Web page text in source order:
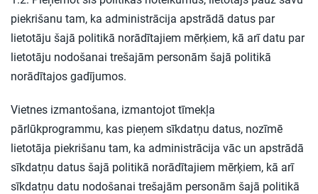
piekrišanu tam, ka administrācija apstrādā datus par
lietotāju šajā politikā norādītajiem mērķiem, kā arī datu par
lietotāju nodošanai trešajām personām šajā politikā
norādītajos gadījumos.
Vietnes izmantošana, izmantojot tīmekļa
pārlūkprogrammu, kas pieņem sīkdatņu datus, nozīmē
lietotāja piekrišanu tam, ka administrācija vāc un apstrādā
sīkdatņu datus šajā politikā norādītajiem mērķiem, kā arī
sīkdatņu datu nodošanai trešajām personām šajā politikā